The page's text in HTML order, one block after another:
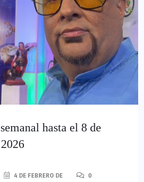
hasta el 8 de
4 DE FEBRERO DE
0